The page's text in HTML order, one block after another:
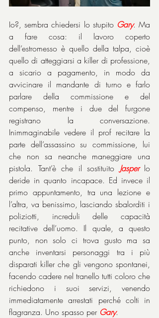
Io?, sembra chiedersi lo stupito Gary. Ma
a fare cosa: il lavoro coperto
dell’estromesso è quello della talpa, cioè
quello di atteggiarsi a killer di professione,
a sicario a pagamento, in modo da
avvicinare il mandante di turno e farlo
parlare della commissione e del
compenso, mentre i due del furgone
registrano la conversazione.
Inimmaginabile vedere il prof recitare la
parte dell’assassino su commissione, lui
che non sa neanche maneggiare una
pistola. Tant’è che il sostituito Jasper lo
deride in quanto incapace. Ed invece il
primo appuntamento, tra una lezione e
l’altra, va benissimo, lasciando sbalorditi i
poliziotti, increduli delle capacità
recitative dell’uomo. Il quale, a questo
punto, non solo ci trova gusto ma sa
anche inventarsi personaggi tra i più
disparati killer che gli vengono spontanei,
facendo cadere nel tranello tutti coloro che
richiedono i suoi servizi, venendo
immediatamente arrestati perché colti in
flagranza. Uno spasso per Gary.